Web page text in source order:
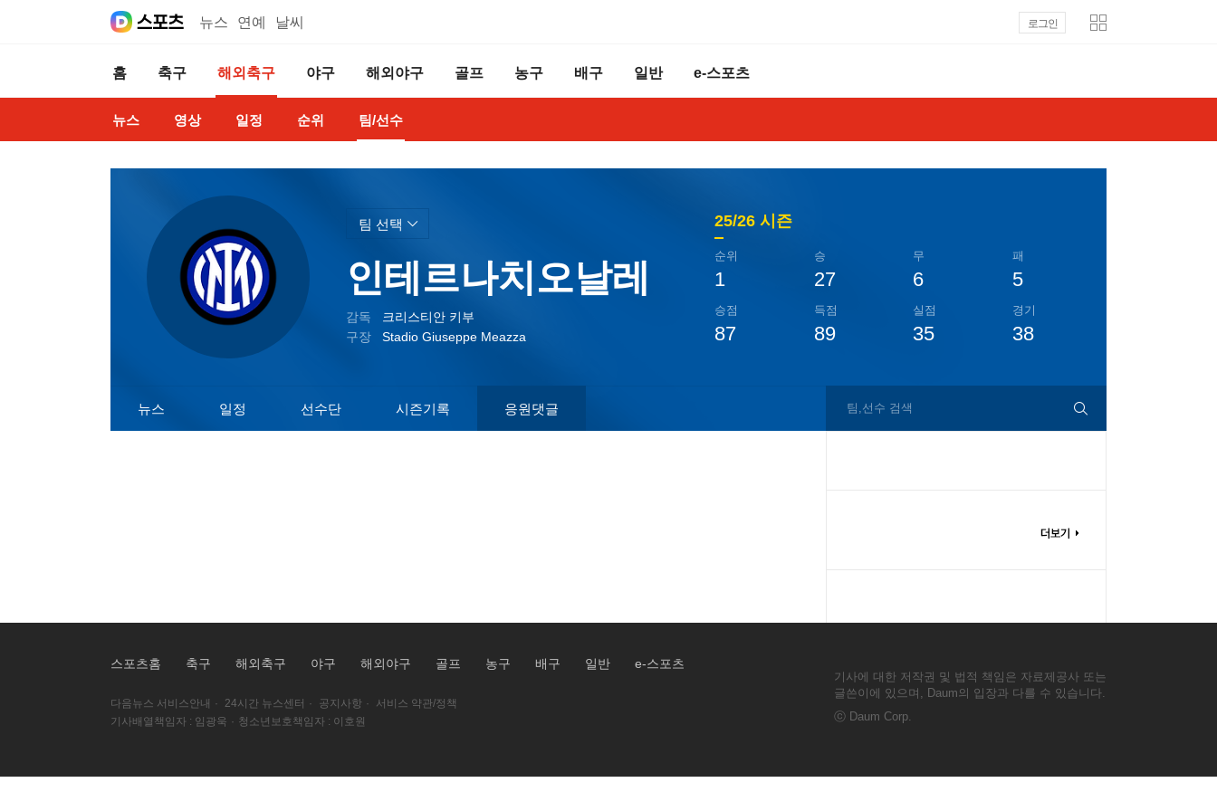
뉴스 연예 날씨 로그인
홈 축구 해외축구 야구 해외야구 골프 농구 배구 일반 e-스포츠
뉴스 영상 일정 순위 팀/선수
인테르나치오날레
감독
크리스티안 키부
구장
Stadio Giuseppe Meazza
25/26 시즌
순위
1
승
27
무
6
패
5
승점
87
득점
89
실점
35
경기
38
팀 선택
팀,선수 검색
뉴스 일정 선수단 시즌기록 응원댓글
스포츠홈 축구 해외축구 야구 해외야구 골프 농구 배구 일반 e-스포츠
다음뉴스 서비스안내 · 24시간 뉴스센터 · 공지사항 ·
서비스 약관/정책
기사배열책임자 : 임광욱 · 청소년보호책임자 : 이호원
기사에 대한 저작권 및 법적 책임은 자료제공사 또는
글쓴이에 있으며, Daum의 입장과 다를 수 있습니다.
ⓒ Daum Corp.